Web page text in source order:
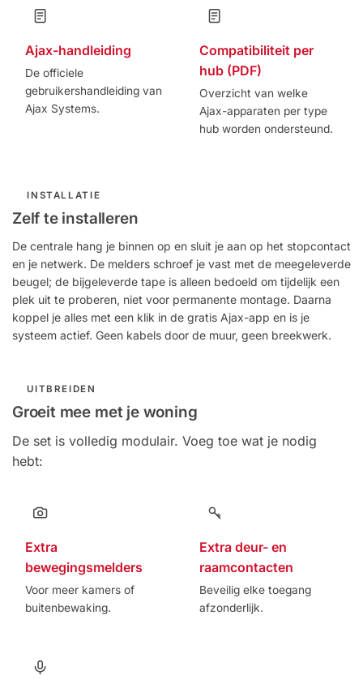
Ajax-handleiding
De officiele
gebruikershandleiding van
Ajax Systems.
Compatibiliteit per
hub (PDF)
Overzicht van welke
Ajax-apparaten per type
hub worden ondersteund.
INSTALLATIE
Zelf te installeren
De centrale hang je binnen op en sluit je aan op het stopcontact
en je netwerk. De melders schroef je vast met de meegeleverde
beugel; de bijgeleverde tape is alleen bedoeld om tijdelijk een
plek uit te proberen, niet voor permanente montage. Daarna
koppel je alles met een klik in de gratis Ajax-app en is je
systeem actief. Geen kabels door de muur, geen breekwerk.
UITBREIDEN
Groeit mee met je woning
De set is volledig modulair. Voeg toe wat je nodig
hebt:
Extra
bewegingsmelders
Voor meer kamers of
buitenbewaking.
Extra deur- en
raamcontacten
Beveilig elke toegang
afzonderlijk.